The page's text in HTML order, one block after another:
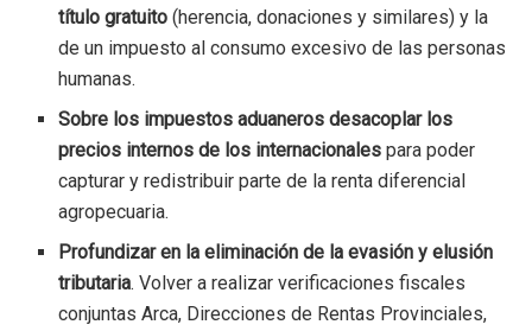
título gratuito (herencia, donaciones y similares) y la
de un impuesto al consumo excesivo de las personas
humanas.
Sobre los impuestos aduaneros desacoplar los
precios internos de los internacionales para poder
capturar y redistribuir parte de la renta diferencial
agropecuaria.
Profundizar en la eliminación de la evasión y elusión
tributaria. Volver a realizar verificaciones fiscales
conjuntas Arca, Direcciones de Rentas Provinciales,